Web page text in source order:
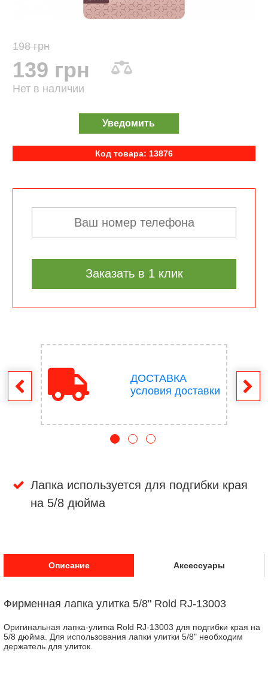
198 грн
139 грн
Нет в наличии
Уведомить
Код товара: 13876
Заказать в 1 клик
ДОСТАВКА
условия доставки
Лапка используется для подгибки края
на 5/8 дюйма
Описание Аксессуары
Фирменная лапка улитка 5/8" Rold RJ-13003
Оригинальная лапка-улитка Rold RJ-13003 для подгибки края на
5/8 дюйма. Для использования лапки улитки 5/8" необходим
держатель для улиток.